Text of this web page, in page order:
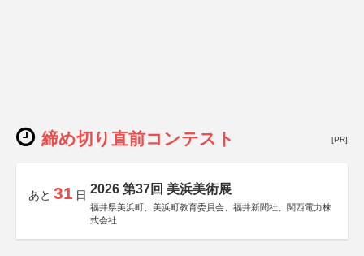
締め切り直前コンテスト [PR]
あと 31 日 2026 第37回 美浜美術展
福井県美浜町、美浜町教育委員会、福井新聞社、関西電力株
式会社